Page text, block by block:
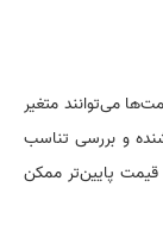
می‌توانند متغیر
و بررسی تناسب
پایین‌تر ممکن